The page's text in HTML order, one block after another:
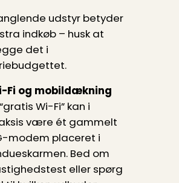
udstyr betyder
indkøb – husk at
det i
Fi og mobildækning
Wi-Fi” kan i
være ét gammelt
modem placeret i
Bed om
eller spørg